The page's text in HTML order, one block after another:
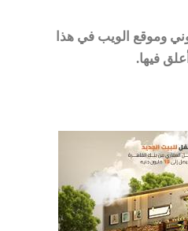
وموقع الويب في هذا
فيها.